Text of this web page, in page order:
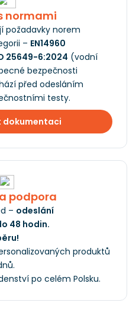
normami
požadavky norem
– EN14960
25649-6:2024 (vodní
bezpečnosti
před odesláním
testy.
dokumentaci
podpora
– odeslání
48 hodin.
produktů
po celém Polsku.